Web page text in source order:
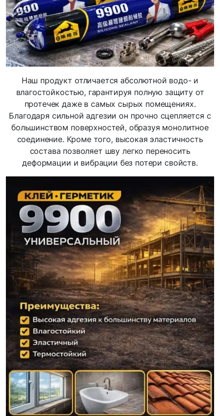
Наш продукт отличается абсолютной водо- и
влагостойкостью, гарантируя полную защиту от
протечек даже в самых сырых помещениях.
Благодаря сильной адгезии он прочно сцепляется с
большинством поверхностей, образуя монолитное
соединение. Кроме того, высокая эластичность
состава позволяет шву легко переносить
деформации и вибрации без потери свойств.